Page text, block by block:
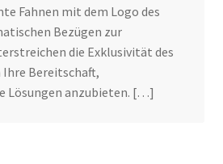
Fahnen mit dem Logo des
Bezügen zur
die Exklusivität des
Ihre Bereitschaft,
Lösungen anzubieten. […]